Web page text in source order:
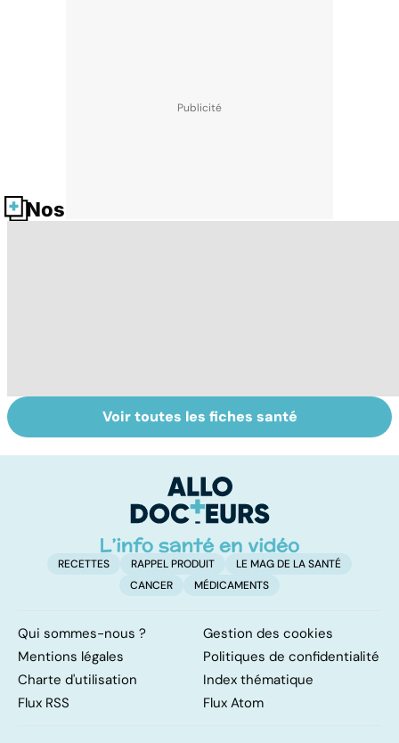
Nos fiches santé
Tout savoir sur
les infections
Inflammation des
amygdales : que
d'angine ?
Voir toutes les fiches santé
RECETTES RAPPEL PRODUIT
LE MAG DE LA SANTÉ
CANCER
MÉDICAMENTS
Qui sommes-nous ?
Gestion des cookies
Mentions légales
Politiques de confidentialité
Charte d'utilisation
Index thématique
Flux RSS
Flux Atom